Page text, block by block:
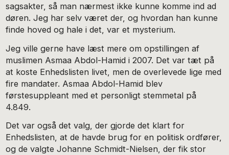
sagsakter, så man nærmest ikke kunne komme ind ad
døren. Jeg har selv været der, og hvordan han kunne
finde hoved og hale i det, var et mysterium.
Jeg ville gerne have læst mere om opstillingen af
muslimen Asmaa Abdol-Hamid i 2007. Det var tæt på
at koste Enhedslisten livet, men de overlevede lige med
fire mandater. Asmaa Abdol-Hamid blev
førstesuppleant med et personligt stemmetal på
4.849.
Det var også det valg, der gjorde det klart for
Enhedslisten, at de havde brug for en politisk ordfører,
og de valgte Johanne Schmidt-Nielsen, der fik stor